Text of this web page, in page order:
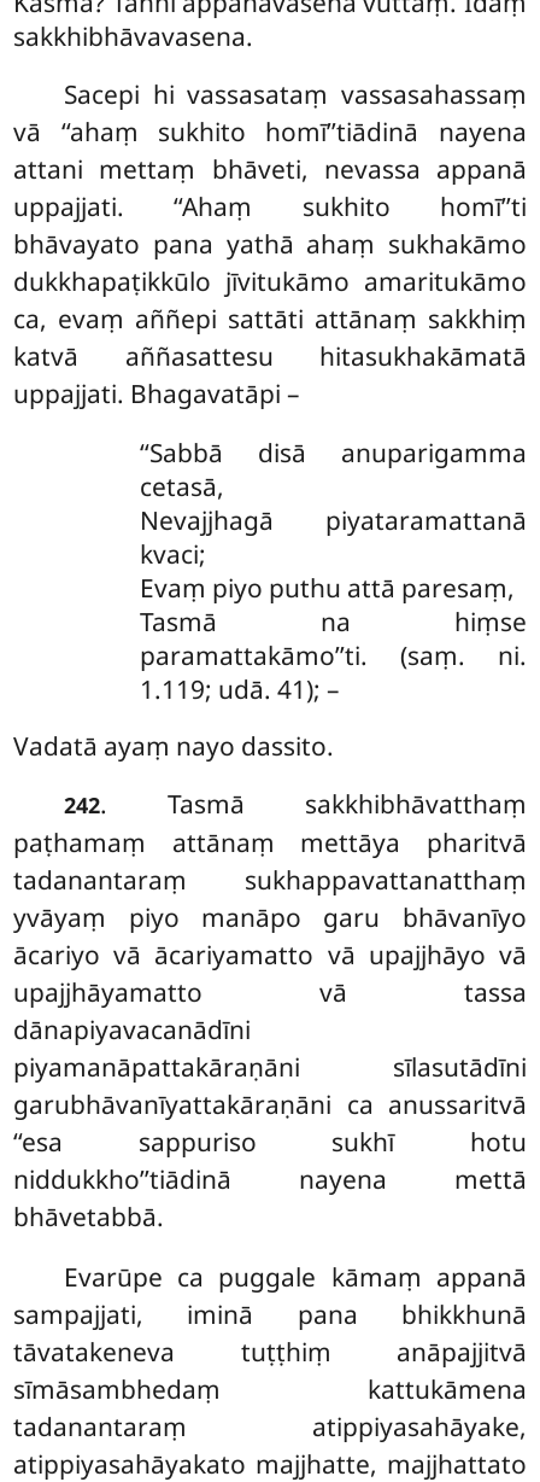
sakkhibhāvavasena.
Sacepi hi vassasataṃ vassasahassaṃ
vā ‘‘ahaṃ sukhito homī’’tiādinā nayena
attani mettaṃ bhāveti, nevassa appanā
uppajjati. ‘‘Ahaṃ sukhito homī’’ti
bhāvayato pana yathā ahaṃ sukhakāmo
dukkhapaṭikkūlo jīvitukāmo amaritukāmo
ca, evaṃ aññepi sattāti attānaṃ sakkhiṃ
katvā aññasattesu hitasukhakāmatā
uppajjati. Bhagavatāpi –
‘‘Sabbā disā anuparigamma
cetasā,
Nevajjhagā piyataramattanā
kvaci;
Evaṃ piyo puthu attā paresaṃ,
Tasmā na hiṃse
paramattakāmo’’ti. (saṃ. ni.
1.119; udā. 41); –
Vadatā ayaṃ nayo dassito.
242. Tasmā sakkhibhāvatthaṃ
paṭhamaṃ attānaṃ mettāya pharitvā
tadanantaraṃ sukhappavattanatthaṃ
yvāyaṃ piyo manāpo garu bhāvanīyo
ācariyo vā ācariyamatto vā upajjhāyo vā
upajjhāyamatto vā tassa
dānapiyavacanādīni
piyamanāpattakāraṇāni sīlasutādīni
garubhāvanīyattakāraṇāni ca anussaritvā
‘‘esa sappuriso sukhī hotu
niddukkho’’tiādinā nayena mettā
bhāvetabbā.
Evarūpe ca puggale kāmaṃ appanā
sampajjati, iminā pana bhikkhunā
tāvatakeneva tuṭṭhiṃ anāpajjitvā
sīmāsambhedaṃ kattukāmena
tadanantaraṃ atippiyasahāyake,
atippiyasahāyakato majjhatte, majjhattato